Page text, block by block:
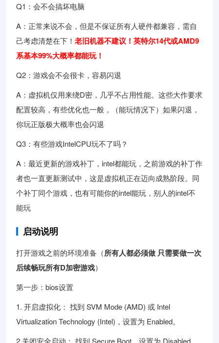
Q1：会不会搞坏电脑
A：正常来说不会，但是不保证所有人硬件都兼容，需自
己考虑清楚在下！老旧机器不建议！英特尔14代或AMD9
系基本99%大概率都能玩！
Q2：游戏会不会很卡，容易闪退
A：虚拟机仅用来绕D密，几乎不占用性能。这些大作要求
配置较高，有些优化也一般，（能玩情况下）如果闪退，
你玩正版极大概率也会闪退
Q3：有些游戏IntelCPU玩不了吗？
A：最近更新的游戏补丁，intel都能玩，之前游戏的补丁作
者也一直更新测试中，这是虚拟机正在迈向成熟阶段。同
个补丁同个游戏，也有可能你的intel能玩，别人的intel不
能玩
启动说明
打开游戏之前的环境准备（所有人都必须做 只需要做一次
后续畅玩所有D加密游戏）
第一步：bios设置
1. 开启虚拟化： 找到 SVM Mode (AMD) 或 Intel
Virtualization Technology (Intel)，设置为 Enabled。
2.关闭安全启动： 找到 Secure Boot，设置为 Disabled。